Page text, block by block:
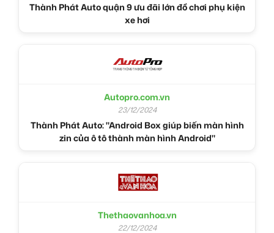
Thành Phát Auto quận 9 ưu đãi lớn đồ chơi phụ kiện
xe hơi
Autopro.com.vn
23/12/2024
Thành Phát Auto: "Android Box giúp biến màn hình
zin của ô tô thành màn hình Android"
Thethaovanhoa.vn
22/12/2024